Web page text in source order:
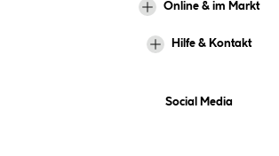
Online & im Markt
Hilfe & Kontakt
Social Media